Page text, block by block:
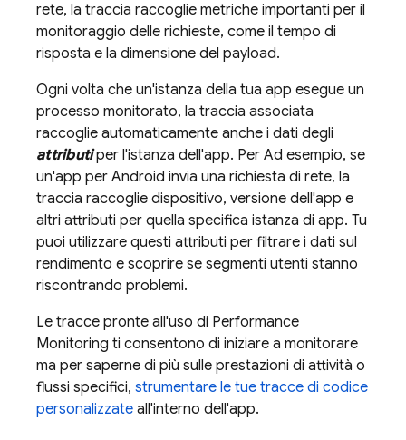
rete, la traccia raccoglie metriche importanti per il
monitoraggio delle richieste, come il tempo di
risposta e la dimensione del payload.
Ogni volta che un'istanza della tua app esegue un
processo monitorato, la traccia associata
raccoglie automaticamente anche i dati degli
attributiper l'istanza dell'app. Per Ad esempio, se
un'app per Android invia una richiesta di rete, la
traccia raccoglie dispositivo, versione dell'app e
altri attributi per quella specifica istanza di app. Tu
puoi utilizzare questi attributi per filtrare i dati sul
rendimento e scoprire se segmenti utenti stanno
riscontrando problemi.
Le tracce pronte all'uso di Performance
Monitoring ti consentono di iniziare a monitorare
ma per saperne di più sulle prestazioni di attività o
flussi specifici, strumentare le tue tracce di codice
personalizzate all'interno dell'app.